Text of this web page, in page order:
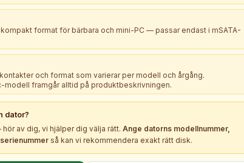
format för bärbara och mini-PC — passar endast i mSATA-
och format som varierar per modell och årgång.
modell framgår alltid på produktbeskrivningen.
dator?
av dig, vi hjälper dig välja rätt. Ange datorns modellnummer,
så kan vi rekommendera exakt rätt disk.